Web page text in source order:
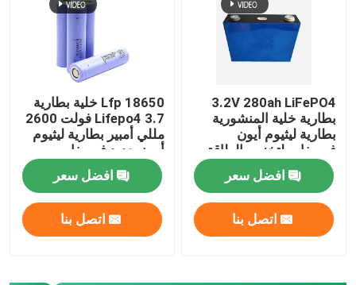
3.2V 280ah LiFePO4
بطارية خلية المنشورية
بطارية ليثيوم أيون
فوسفات لتخزين الطاقة
الشمسية
افضل سعر
اتصل بنا
Lfp 18650 خلية بطارية
Lifepo4 3.7 فولت 2600
مللي أمبير بطارية ليثيوم
أيون حديد فوسفات
أسطوانية
افضل سعر
اتصل بنا